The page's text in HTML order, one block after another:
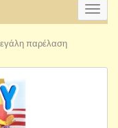
παρέλαση